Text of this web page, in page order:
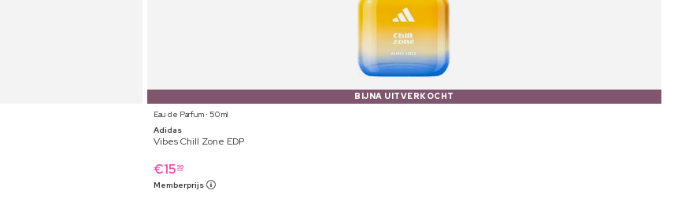
BIJNA UITVERKOCHT
Eau de Parfum ⋅ 50 ml
Adidas
Vibes Chill Zone EDP
€15 99
Memberprijs